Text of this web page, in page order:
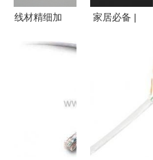
线材精细加
家居必备 |
价比之选